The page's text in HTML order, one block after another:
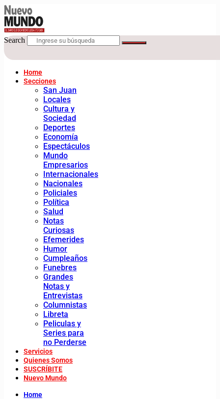
Search
Home
Secciones
San Juan
Locales
Cultura y
Sociedad
Deportes
Economía
Espectáculos
Mundo
Empresarios
Internacionales
Nacionales
Policiales
Política
Salud
Notas
Curiosas
Efemerides
Humor
Cumpleaños
Funebres
Grandes
Notas y
Entrevistas
Columnistas
Libreta
Peliculas y
Series para
no Perderse
Servicios
Quienes Somos
SUSCRÍBITE
Nuevo Mundo
Home